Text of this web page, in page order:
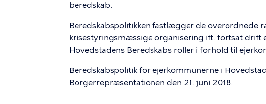
beredskab.
Beredskabspolitikken fastlægger de overordnede
krisestyringsmæssige organisering ift. fortsat drift
Hovedstadens Beredskabs roller i forhold til
Beredskabspolitik for ejerkommunerne i
Borgerrepræsentationen den 21. juni 2018.